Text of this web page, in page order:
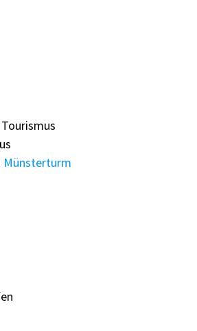
Münsterturm